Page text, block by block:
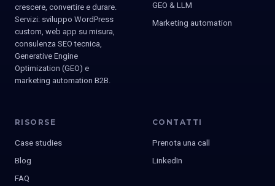
crescere, convertire e durare.
Servizi: sviluppo WordPress
custom, web app su misura,
consulenza SEO tecnica,
Generative Engine
Optimization (GEO) e
marketing automation B2B.
GEO & LLM
Marketing automation
RISORSE
Case studies
Blog
FAQ
CONTATTI
Prenota una call
LinkedIn